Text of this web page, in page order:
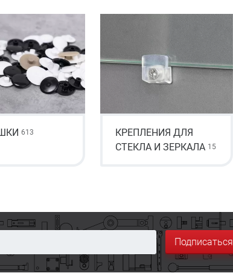
613
КРЕПЛЕНИЯ ДЛЯ
СТЕКЛА И ЗЕРКАЛА 15
Подписаться